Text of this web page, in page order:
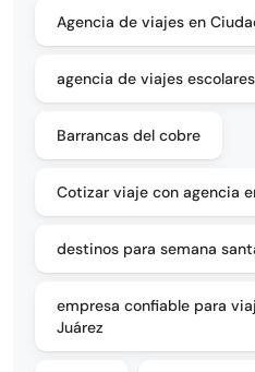
Agencia de viajes en
agencia de viajes
Barrancas del cobre
Cotizar viaje con agencia
destinos para semana
empresa confiable para
Juárez